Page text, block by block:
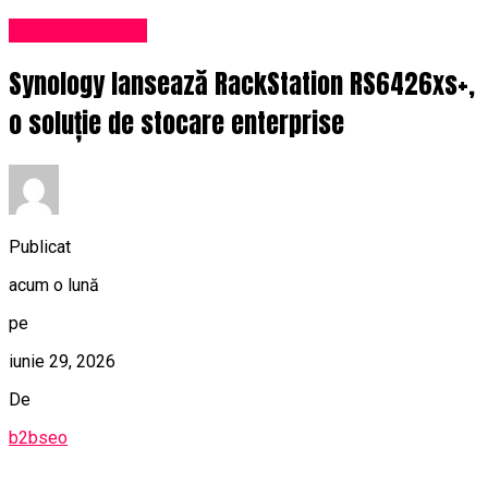
Synology lansează RackStation RS6426xs+,
o soluție de stocare enterprise
Publicat
acum o lună
pe
iunie 29, 2026
De
b2bseo